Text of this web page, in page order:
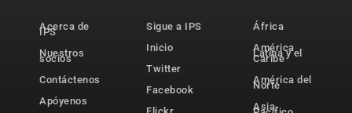
Acerca de
IPS
Nuestros
socios
Contáctenos
Apóyenos
Sigue a IPS
Inicio
Twitter
Facebook
África
América
Latina y el
Caribe
América del
Norte
Asia-